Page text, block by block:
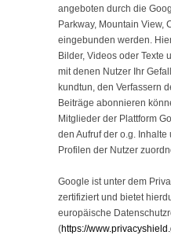
angeboten durch die
Parkway, Mountain View,
eingebunden werden.
Bilder, Videos oder Texte
mit denen Nutzer Ihr
kundtun, den Verfassern
Beiträge abonnieren
Mitglieder der Plattform
den Aufruf der o.g.
Profilen der Nutzer
Google ist unter dem
zertifiziert und bietet
europäische
(https://